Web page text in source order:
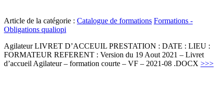
Article de la catégorie : Catalogue de formations Formations -
Obligations qualiopi
Agilateur LIVRET D’ACCEUIL PRESTATION : DATE : LIEU :
FORMATEUR REFERENT : Version du 19 Aout 2021 – Livret
d’accueil Agilateur – formation courte – VF – 2021-08 .DOCX >>>